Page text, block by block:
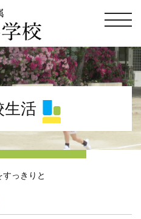
生活
すっきりと